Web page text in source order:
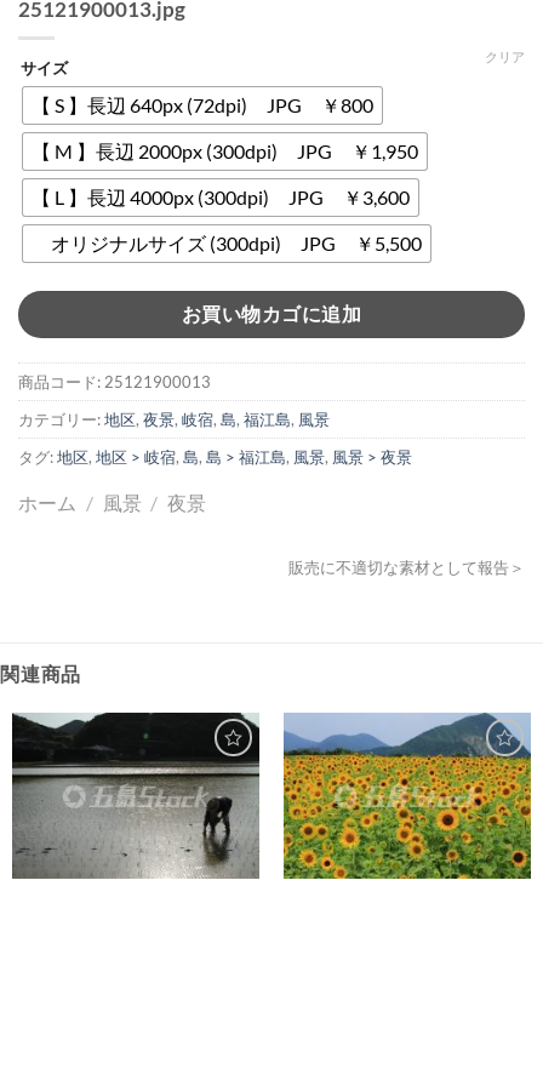
25121900013.jpg
サイズ
【 S 】長辺 640px (72dpi) JPG ￥800
【 M 】長辺 2000px (300dpi) JPG ￥1,950
【 L 】長辺 4000px (300dpi) JPG ￥3,600
オリジナルサイズ (300dpi) JPG ￥5,500
クリア
お買い物カゴに追加
商品コード:25121900013
カテゴリー:地区, 夜景, 岐宿, 島, 福江島, 風景
タグ:地区, 地区 > 岐宿, 島, 島 > 福江島, 風景, 風景 > 夜景
ホーム / 風景 / 夜景
販売に不適切な素材として報告＞
関連商品